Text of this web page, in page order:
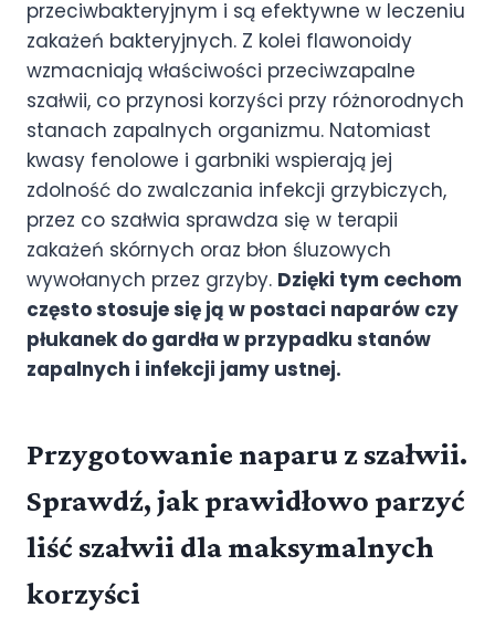
przeciwbakteryjnym i są efektywne w leczeniu
zakażeń bakteryjnych. Z kolei flawonoidy
wzmacniają właściwości przeciwzapalne
szałwii, co przynosi korzyści przy różnorodnych
stanach zapalnych organizmu. Natomiast
kwasy fenolowe i garbniki wspierają jej
zdolność do zwalczania infekcji grzybiczych,
przez co szałwia sprawdza się w terapii
zakażeń skórnych oraz błon śluzowych
wywołanych przez grzyby. Dzięki tym cechom
często stosuje się ją w postaci naparów czy
płukanek do gardła w przypadku stanów
zapalnych i infekcji jamy ustnej.
Przygotowanie naparu z szałwii.
Sprawdź, jak prawidłowo parzyć
liść szałwii dla maksymalnych
korzyści